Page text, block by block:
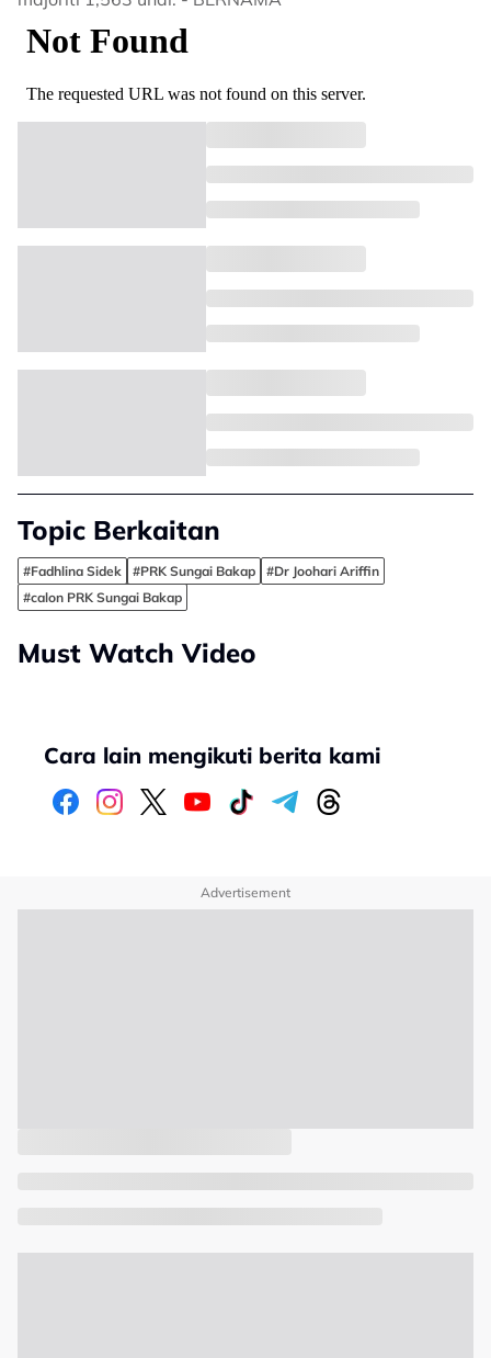
Topic Berkaitan
#Fadhlina Sidek #PRK Sungai Bakap
#Dr Joohari Ariffin
#calon PRK Sungai Bakap
Must Watch Video
Cara lain mengikuti berita kami
Advertisement